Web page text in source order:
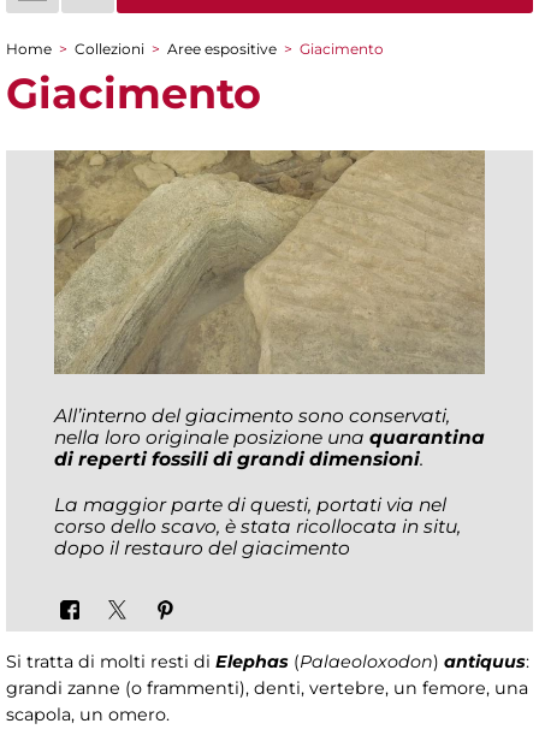
Tu sei qui
Home > Collezioni > Aree espositive > Giacimento
Giacimento
All’interno del giacimento sono conservati,
nella loro originale posizione una quarantina
di reperti fossili di grandi dimensioni.
La maggior parte di questi, portati via nel
corso dello scavo, è stata ricollocata in situ,
dopo il restauro del giacimento
Si tratta di molti resti di Elephas (Palaeoloxodon) antiquus:
grandi zanne (o frammenti), denti, vertebre, un femore, una
scapola, un omero.